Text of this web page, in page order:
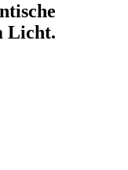
Licht.